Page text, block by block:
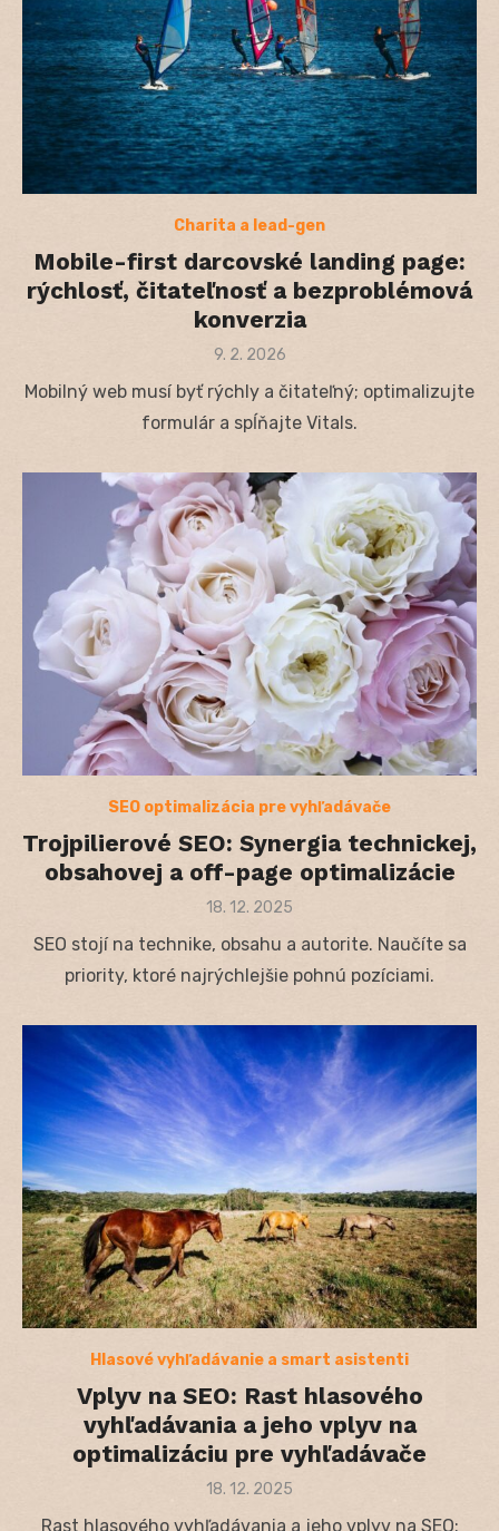
Charita a lead-gen
Mobile-first darcovské landing page:
rýchlosť, čitateľnosť a bezproblémová
konverzia
Posted
9. 2. 2026
Mobilný web musí byť rýchly a čitateľný; optimalizujte
formulár a spĺňajte Vitals.
SEO optimalizácia pre vyhľadávače
Trojpilierové SEO: Synergia technickej,
obsahovej a off-page optimalizácie
Posted
18. 12. 2025
SEO stojí na technike, obsahu a autorite. Naučíte sa
priority, ktoré najrýchlejšie pohnú pozíciami.
Hlasové vyhľadávanie a smart asistenti
Vplyv na SEO: Rast hlasového
vyhľadávania a jeho vplyv na
optimalizáciu pre vyhľadávače
Posted
18. 12. 2025
Rast hlasového vyhľadávania a jeho vplyv na SEO: